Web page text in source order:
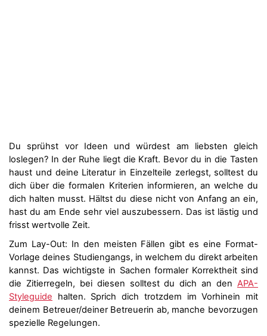
Du sprühst vor Ideen und würdest am liebsten gleich
loslegen? In der Ruhe liegt die Kraft. Bevor du in die Tasten
haust und deine Literatur in Einzelteile zerlegst, solltest du
dich über die formalen Kriterien informieren, an welche du
dich halten musst. Hältst du diese nicht von Anfang an ein,
hast du am Ende sehr viel auszubessern. Das ist lästig und
frisst wertvolle Zeit.
Zum Lay-Out: In den meisten Fällen gibt es eine Format-
Vorlage deines Studiengangs, in welchem du direkt arbeiten
kannst. Das wichtigste in Sachen formaler Korrektheit sind
die Zitierregeln, bei diesen solltest du dich an den APA-
Styleguide halten. Sprich dich trotzdem im Vorhinein mit
deinem Betreuer/deiner Betreuerin ab, manche bevorzugen
spezielle Regelungen.